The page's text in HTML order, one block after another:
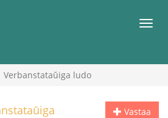
Verbanstataŭiga ludo
Vastaa